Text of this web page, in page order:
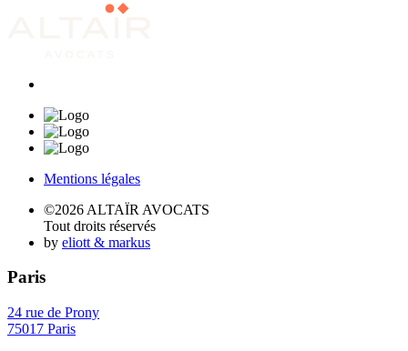
Mentions légales
©2026 ALTAÏR AVOCATS
Tout droits réservés
by eliott & markus
Paris
24 rue de Prony
75017 Paris